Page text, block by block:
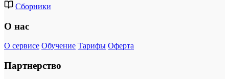
Сборники
О нас
О сервисе Обучение Тарифы Оферта
Партнерство